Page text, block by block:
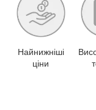
Найнижніші
ціни